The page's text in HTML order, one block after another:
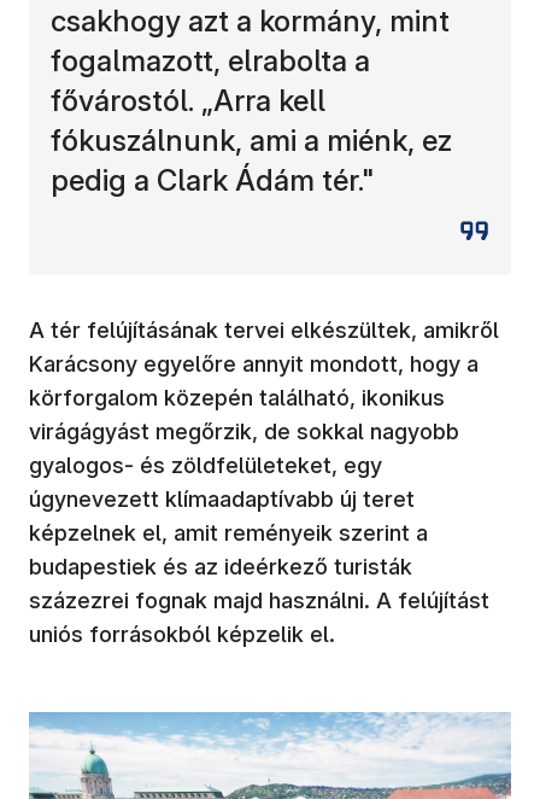
csakhogy azt a kormány, mint
fogalmazott, elrabolta a
fővárostól. „Arra kell
fókuszálnunk, ami a miénk, ez
pedig a Clark Ádám tér."
A tér felújításának tervei elkészültek, amikről
Karácsony egyelőre annyit mondott, hogy a
körforgalom közepén található, ikonikus
virágágyást megőrzik, de sokkal nagyobb
gyalogos- és zöldfelületeket, egy
úgynevezett klímaadaptívabb új teret
képzelnek el, amit reményeik szerint a
budapestiek és az ideérkező turisták
százezrei fognak majd használni. A felújítást
uniós forrásokból képzelik el.